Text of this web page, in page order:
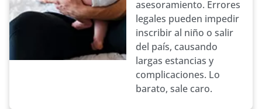
asesoramiento. Errores
legales pueden impedir
inscribir al niño o salir
del país, causando
largas estancias y
complicaciones. Lo
barato, sale caro.